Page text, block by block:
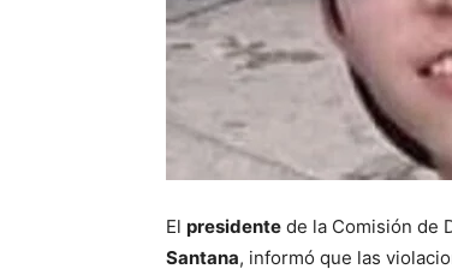
El presidente de la Comisión de
Santana, informó que las